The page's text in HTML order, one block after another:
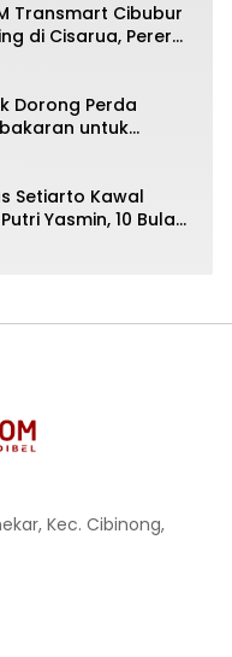
Transmart Cibubur
di Cisarua, Pererat
Dorong Perda
untuk
Setiarto Kawal
Yasmin, 10 Bulan,
Kec. Cibinong,